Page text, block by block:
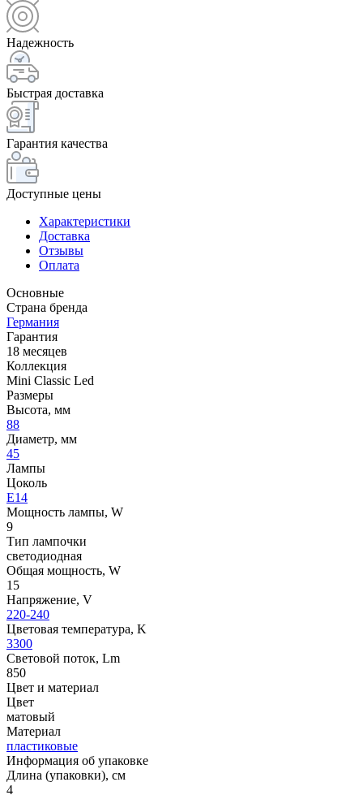
Надежность
Быстрая доставка
Гарантия качества
Доступные цены
Характеристики
Доставка
Отзывы
Оплата
Основные
Страна бренда
Германия
Гарантия
18 месяцев
Коллекция
Mini Classic Led
Размеры
Высота, мм
88
Диаметр, мм
45
Лампы
Цоколь
E14
Мощность лампы, W
9
Тип лампочки
светодиодная
Общая мощность, W
15
Напряжение, V
220-240
Цветовая температура, K
3300
Световой поток, Lm
850
Цвет и материал
Цвет
матовый
Материал
пластиковые
Информация об упаковке
Длина (упаковки), см
4